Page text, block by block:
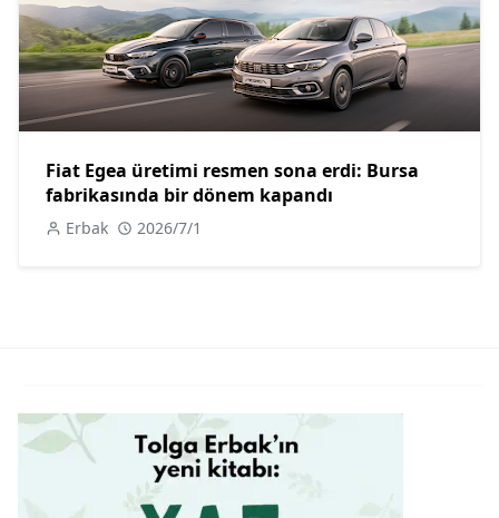
Fiat Egea üretimi resmen sona erdi: Bursa
fabrikasında bir dönem kapandı
Erbak 2026/7/1